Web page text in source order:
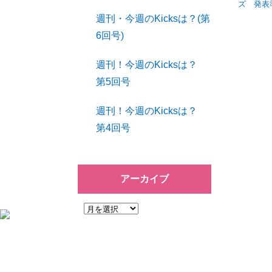
ズ 発表
週刊・今週のKicksは？(第
6回号)
週刊！今週のKicksは？
第5回号
週刊！今週のKicksは？
第4回号
アーカイブ